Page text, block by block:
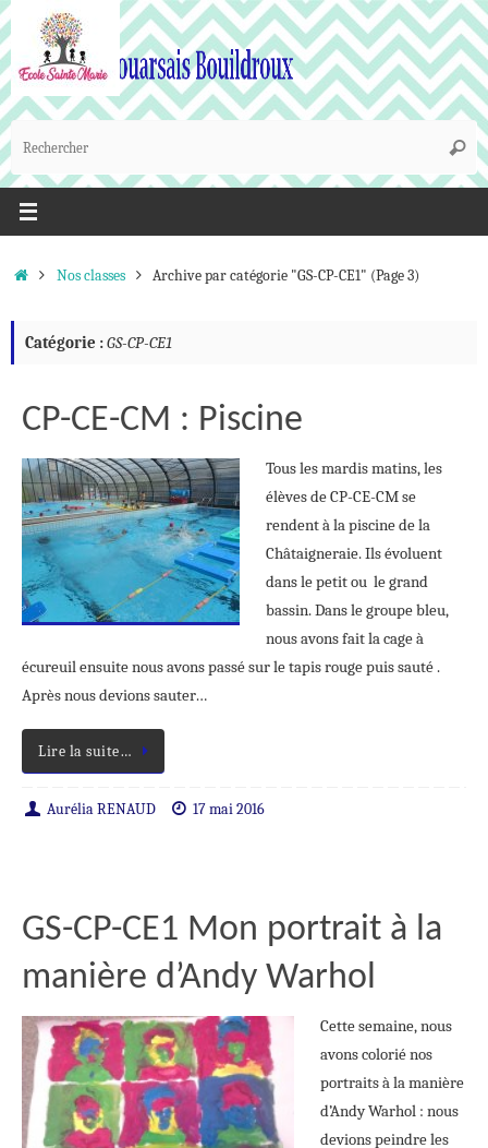
Passer
au
contenu
:
AccueilNos classes Archive par catégorie "GS-CP-CE1" (Page 3)
Catégorie :GS-CP-CE1
CP-CE-CM : Piscine
Tous les mardis matins, les
élèves de CP-CE-CM se
rendent à la piscine de la
Châtaigneraie. Ils évoluent
dans le petit ou le grand
bassin. Dans le groupe bleu,
nous avons fait la cage à
écureuil ensuite nous avons passé sur le tapis rouge puis sauté .
Après nous devions sauter…
Lire la suite…
Aurélia RENAUD 17 mai 2016
GS-CP-CE1 Mon portrait à la
manière d’Andy Warhol
Cette semaine, nous
avons colorié nos
portraits à la manière
d’Andy Warhol : nous
devions peindre les